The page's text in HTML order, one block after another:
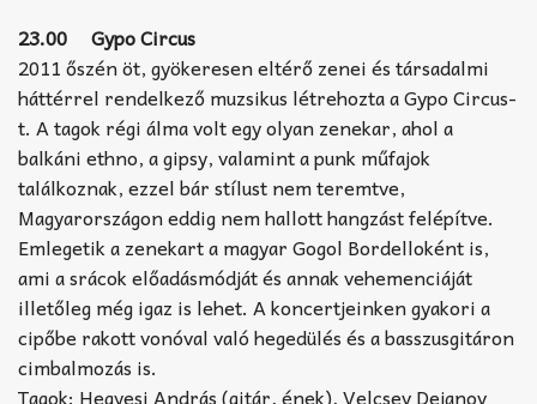
23.00 Gypo Circus
2011 őszén öt, gyökeresen eltérő zenei és társadalmi
háttérrel rendelkező muzsikus létrehozta a Gypo Circus-
t. A tagok régi álma volt egy olyan zenekar, ahol a
balkáni ethno, a gipsy, valamint a punk műfajok
találkoznak, ezzel bár stílust nem teremtve,
Magyarországon eddig nem hallott hangzást felépítve.
Emlegetik a zenekart a magyar Gogol Bordelloként is,
ami a srácok előadásmódját és annak vehemenciáját
illetőleg még igaz is lehet. A koncertjeinken gyakori a
cipőbe rakott vonóval való hegedülés és a basszusgitáron
cimbalmozás is.
Tagok: Hegyesi András (gitár, ének), Velcsev Dejanov